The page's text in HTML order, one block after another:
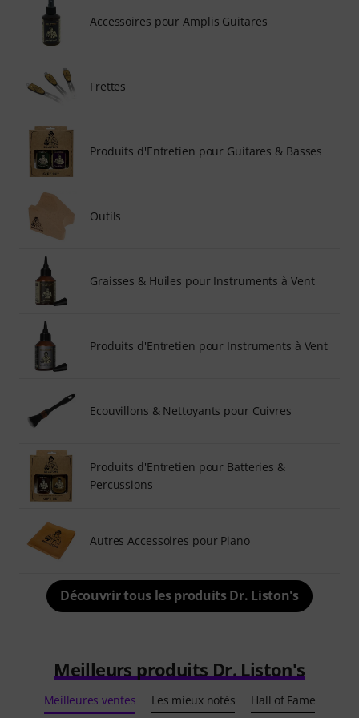
Accessoires pour Amplis Guitares
Frettes
Produits d'Entretien pour Guitares & Basses
Outils
Graisses & Huiles pour Instruments à Vent
Produits d'Entretien pour Instruments à Vent
Ecouvillons & Nettoyants pour Cuivres
Produits d'Entretien pour Batteries &
Percussions
Autres Accessoires pour Piano
Découvrir tous les produits Dr. Liston's
Meilleurs produits Dr. Liston's
Meilleures ventes Les mieux notés Hall of Fame